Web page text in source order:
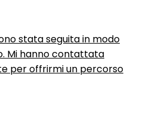
stata seguita in modo
Mi hanno contattata
per offrirmi un percorso